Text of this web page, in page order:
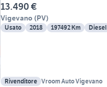
13.490 €
Vigevano (PV)
Usato 2018 197492 Km Diesel
Rivenditore Vroom Auto Vigevano